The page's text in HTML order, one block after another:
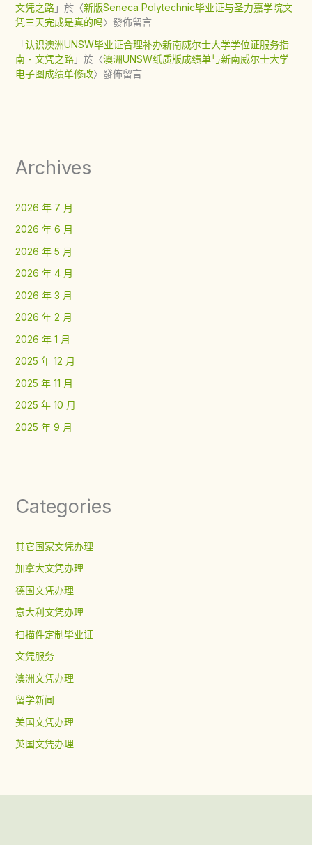
文凭之路」於〈新版Seneca Polytechnic毕业证与圣力嘉学院文
凭三天完成是真的吗〉發佈留言
「认识澳洲UNSW毕业证合理补办新南威尔士大学学位证服务指
南 - 文凭之路」於〈澳洲UNSW纸质版成绩单与新南威尔士大学
电子图成绩单修改〉發佈留言
Archives
2026 年 7 月
2026 年 6 月
2026 年 5 月
2026 年 4 月
2026 年 3 月
2026 年 2 月
2026 年 1 月
2025 年 12 月
2025 年 11 月
2025 年 10 月
2025 年 9 月
Categories
其它国家文凭办理
加拿大文凭办理
德国文凭办理
意大利文凭办理
扫描件定制毕业证
文凭服务
澳洲文凭办理
留学新闻
美国文凭办理
英国文凭办理